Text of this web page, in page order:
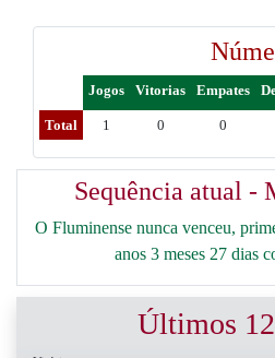
Jogos Vitorias Empates
Total 1 0 0
Sequência atual -
O Fluminense nunca venceu,
anos 3 meses 27 dias
Últimos